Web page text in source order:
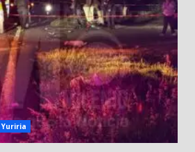
Yuriria